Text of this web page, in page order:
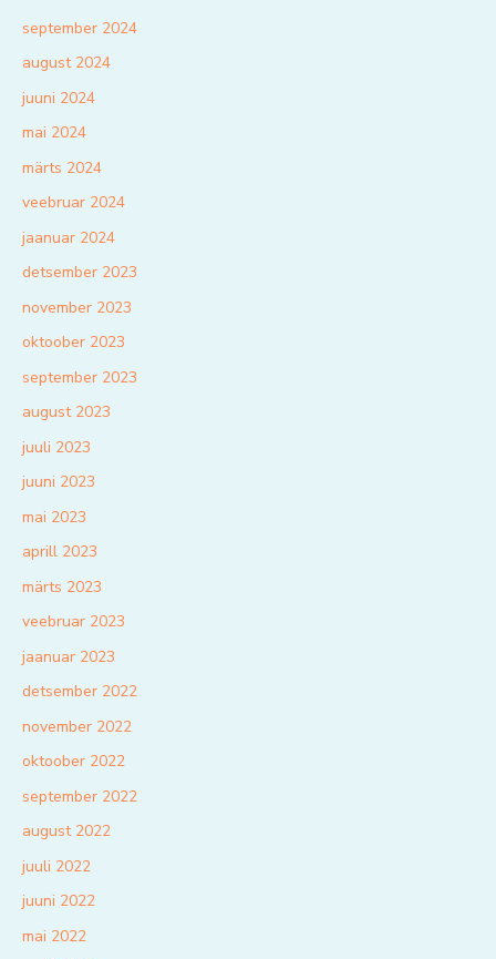
september 2024
august 2024
juuni 2024
mai 2024
märts 2024
veebruar 2024
jaanuar 2024
detsember 2023
november 2023
oktoober 2023
september 2023
august 2023
juuli 2023
juuni 2023
mai 2023
aprill 2023
märts 2023
veebruar 2023
jaanuar 2023
detsember 2022
november 2022
oktoober 2022
september 2022
august 2022
juuli 2022
juuni 2022
mai 2022